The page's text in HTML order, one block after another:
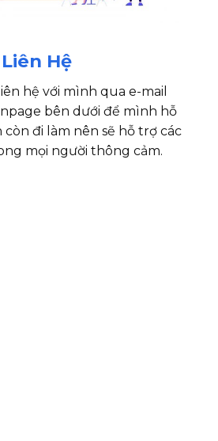
Hệ
hệ với mình qua e-mail
bên dưới để mình hỗ
đi làm nên sẽ hỗ trợ các
mọi người thông cảm.